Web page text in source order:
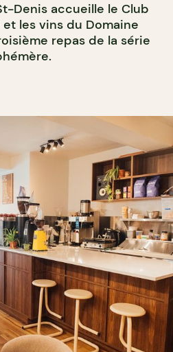
Denis accueille le Club
les vins du Domaine
repas de la série